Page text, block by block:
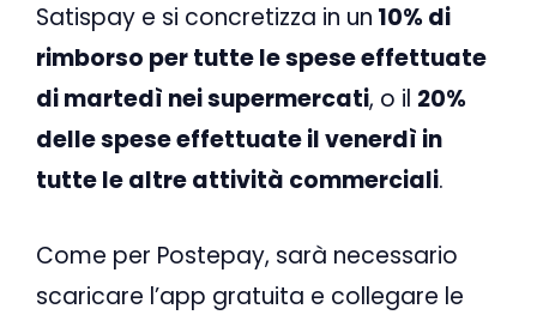
Satispay e si concretizza in un 10% di
rimborso per tutte le spese effettuate
di martedì nei supermercati, o il 20%
delle spese effettuate il venerdì in
tutte le altre attività commerciali.
Come per Postepay, sarà necessario
scaricare l’app gratuita e collegare le